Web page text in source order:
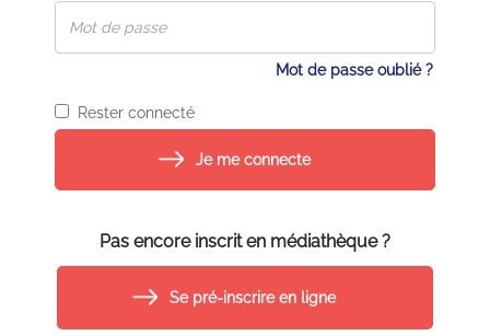
Mot de passe oublié ?
Rester connecté
Je me connecte
Pas encore inscrit en médiathèque ?
Se pré-inscrire en ligne